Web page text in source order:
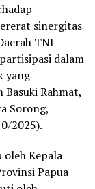
sinergitas
TNI
dalam
yang
Basuki Rahmat,
Sorong,
2025).
Kepala
Papua